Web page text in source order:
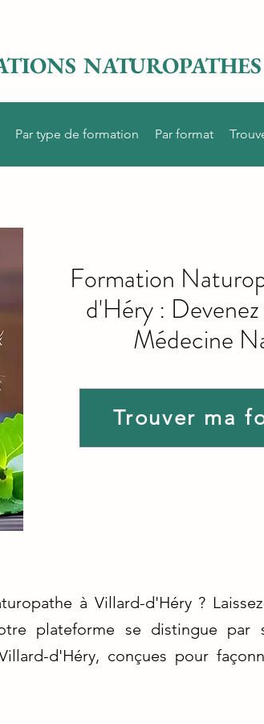
NATUROPATHES
Par type de formation Par format
Trouver ma
Formation
d'Héry :
Médecine
à Villard-d'Héry ?
plateforme se distingue par
d'Héry, conçues pour